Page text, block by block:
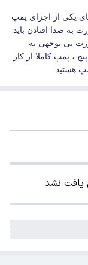
یکی از اجزای پمپ
به صدا افتادن باید
بی توجهی به
، پمپ کاملا از کار
هستید.
یافت نشد